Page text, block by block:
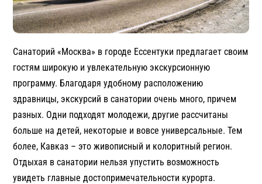
Санаторий «Москва» в городе Ессентуки предлагает своим
гостям широкую и увлекательную экскурсионную
программу. Благодаря удобному расположению
здравницы, экскурсий в санатории очень много, причем
разных. Одни подходят молодежи, другие рассчитаны
больше на детей, некоторые и вовсе универсальные. Тем
более, Кавказ – это живописный и колоритный регион.
Отдыхая в санатории нельзя упустить возможность
увидеть главные достопримечательности курорта.